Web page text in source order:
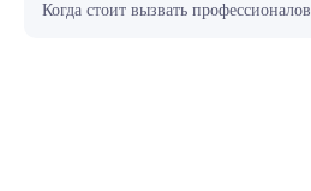
Когда стоит вызвать профессионалов